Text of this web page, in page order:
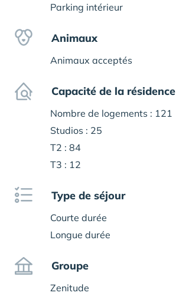
Parking intérieur
Animaux
Animaux acceptés
Capacité de la résidence
Nombre de logements : 121
Studios : 25
T2 : 84
T3 : 12
Type de séjour
Courte durée
Longue durée
Groupe
Zenitude